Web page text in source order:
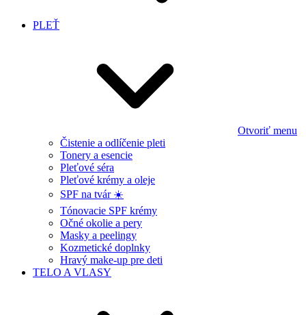
PLEŤ
Otvoriť menu
Čistenie a odlíčenie pleti
Tonery a esencie
Pleťové séra
Pleťové krémy a oleje
SPF na tvár ☀️
Tónovacie SPF krémy
Očné okolie a pery
Masky a peelingy
Kozmetické doplnky
Hravý make-up pre deti
TELO A VLASY